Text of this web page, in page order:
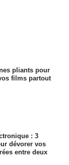
pliants pour
films partout
: 3
dévorer vos
entre deux